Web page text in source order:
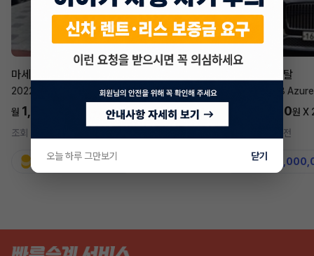
승계 매니저
한태현
마세라티 르반떼
2022년
2.0 Hybrid GT
월 1,697,700 24개월
조회 739
지원금31,860,000원
벤틀리 컨티넨탈
4.0 V8 Azure
5,577,270원 X
2주 전
지원금
오늘 하루 그만보기 닫기